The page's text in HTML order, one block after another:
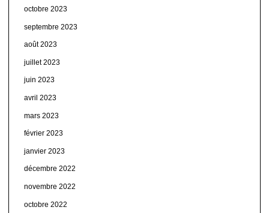
octobre 2023
septembre 2023
août 2023
juillet 2023
juin 2023
avril 2023
mars 2023
février 2023
janvier 2023
décembre 2022
novembre 2022
octobre 2022